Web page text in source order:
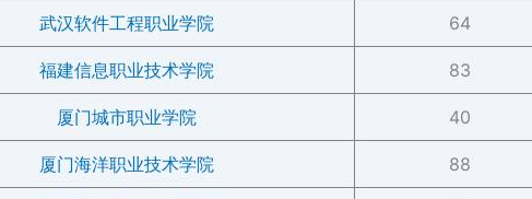
武汉软件工程职业学院 64
福建信息职业技术学院 83
厦门城市职业学院 40
厦门海洋职业技术学院 88